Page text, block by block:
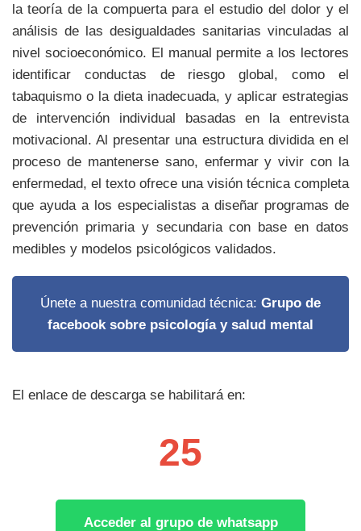
la teoría de la compuerta para el estudio del dolor y el
análisis de las desigualdades sanitarias vinculadas al
nivel socioeconómico. El manual permite a los lectores
identificar conductas de riesgo global, como el
tabaquismo o la dieta inadecuada, y aplicar estrategias
de intervención individual basadas en la entrevista
motivacional. Al presentar una estructura dividida en el
proceso de mantenerse sano, enfermar y vivir con la
enfermedad, el texto ofrece una visión técnica completa
que ayuda a los especialistas a diseñar programas de
prevención primaria y secundaria con base en datos
medibles y modelos psicológicos validados.
Únete a nuestra comunidad técnica: Grupo de
facebook sobre psicología y salud mental
El enlace de descarga se habilitará en:
25
Acceder al grupo de whatsapp